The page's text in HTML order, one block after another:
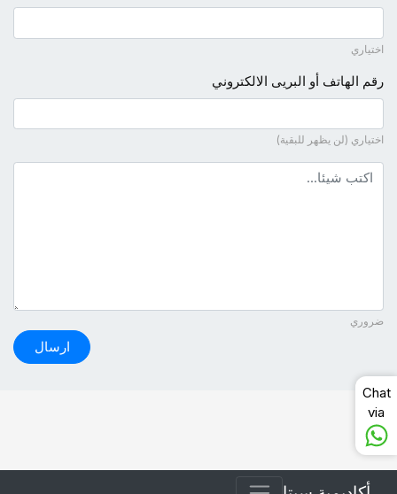
اختياري
رقم الهاتف أو البريى الالكتروني
اختياري (لن يظهر للبقية)
نص التعليق
ضروري
ارسال
Chat
via